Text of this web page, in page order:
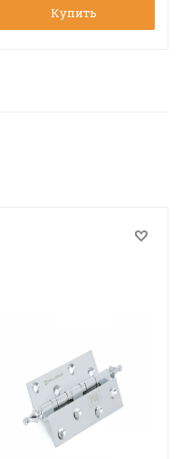
Купить